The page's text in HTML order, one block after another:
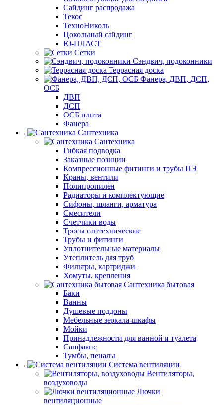
Сайдинг распродажа
Текос
ТехноНиколь
Цокольный сайдинг
Ю-ПЛАСТ
Сетки
Сэндвич, подоконники
Террасная доска
Фанера, ДВП, ДСП,
ОСБ
ДВП
ДСП
ОСБ плита
Фанера
Сантехника
Сантехника
Гибкая подводка
Заказные позиции
Компрессионные фитинги и трубы ПЭ
Краны, вентили
Полипропилен
Радиаторы и комплектующие
Сифоны, шланги, арматура
Смесители
Счетчики воды
Тросы сантехнические
Трубы и фитинги
Уплотнительные материалы
Утеплитель для труб
Фильтры, картриджи
Хомуты, крепления
Сантехника бытовая
Баки
Ванны
Душевые поддоны
Мебельные зеркала-шкафы
Мойки
Принадлежности для ванной и туалета
Санфаянс
Тумбы, пеналы
Система вентиляции
Вентиляторы,
воздуховоды
Лючки
вентиляционные